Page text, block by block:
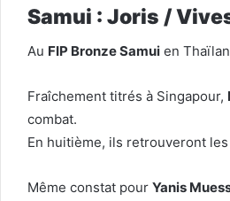
Samui : Joris /
Au FIP Bronze Samui en
Fraîchement titrés à Singapour,
combat.
En huitième, ils retrouveront
Même constat pour Yanis